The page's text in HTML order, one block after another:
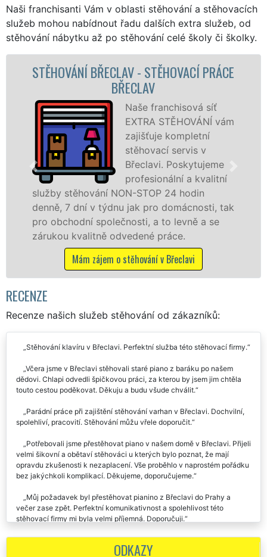
Naši franchisanti Vám v oblasti stěhování a stěhovacích
služeb mohou nabídnout řadu dalších extra služeb, od
stěhování nábytku až po stěhování celé školy či školky.
- STĚHOVACÍ PRÁCE
franchisová síť
STĚHOVÁNÍ vám
kompletní
servis v
Poskytujeme
a kvalitní
STOP 24 hodin
pro domácnosti, tak
a to levně a se
práce.
STĚHOVACÍ
služby zajišťujeme
celém okresu Břeclav
franchisové sítě EXTRA
Nabízíme stěhovací
včetně víkendů a
Mám zájem o
RECENZE
Recenze našich služeb stěhování od zákazníků:
Včera jsme v Břeclavi stěhovali staré piano z baráku po našem
dědovi. Chlapi odvedli špičkovou práci, za kterou by jsem jim chtěla
Parádní práce při zajištění stěhování varhan v Břeclavi. Dochvilní,
Potřebovali jsme přestěhovat piano v našem domě v Břeclavi. Přijeli
velmi šikovní a obětaví stěhováci u kterých bylo poznat, že mají
opravdu zkušenosti k nezaplacení. Vše proběhlo v naprostém pořádku
Můj požadavek byl přestěhovat pianino z Břeclavi do Prahy a
večer zase zpět. Perfektní komunikativnost a spolehlivost této
Perfektní zajištění stěhování klavíru z Břeclavi. Bez chybičky,